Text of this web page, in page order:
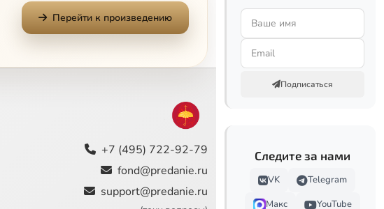
Перейти к произведению
+7 (495) 722-92-79
fond@predanie.ru
support@predanie.ru
Подписаться
Следите за нами
VK
Telegram
Макс
YouTube